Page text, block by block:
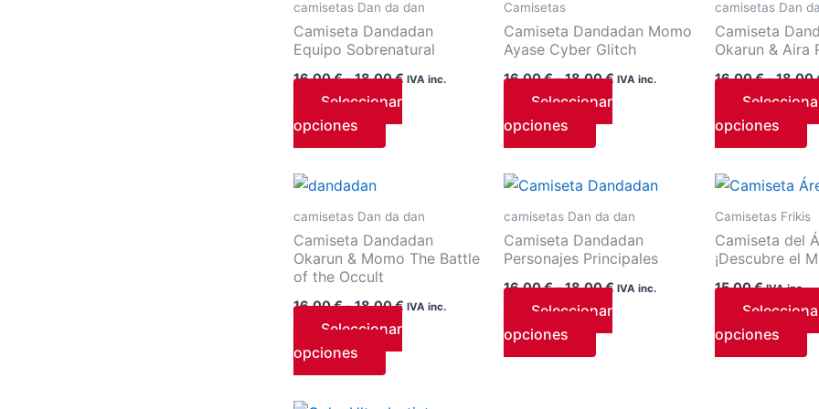
camisetas Dan da dan
Camiseta Dandadan
Equipo Sobrenatural
16,00€-18,00€ IVA inc.
Seleccionar
opciones
pueden
elegir
en
Camisetas
Camiseta Dandadan Momo
Ayase Cyber Glitch
16,00€-18,00€ IVA inc.
Seleccionar
opciones
pueden
elegir
en
camisetas Dan
Camiseta
Okarun & Aira
16,00€-18,00
opciones
camisetas Dan da dan
Camiseta Dandadan
Okarun & Momo The Battle
of the Occult
16,00€-18,00€
precios:
16,00 €
hasta
IVA inc.
Seleccionar
opciones
producto
tiene
múltiples
Las
opciones
se
pueden
camisetas Dan da dan
Camiseta Dandadan
Personajes Principales
16,00€-18,00€
Rango
de
precios:
16,00 €
hasta
IVA inc.
Seleccionar
opciones
Este
producto
tiene
múltiples
variantes.
Las
se
Camisetas Frikis
Camiseta del
¡Descubre el
15,00€ IVA inc.
opciones
se